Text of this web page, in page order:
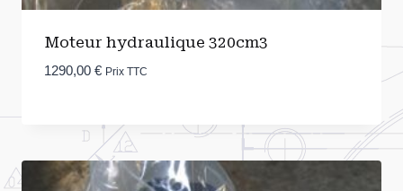
Moteur hydraulique 320cm3
1290,00 € Prix TTC